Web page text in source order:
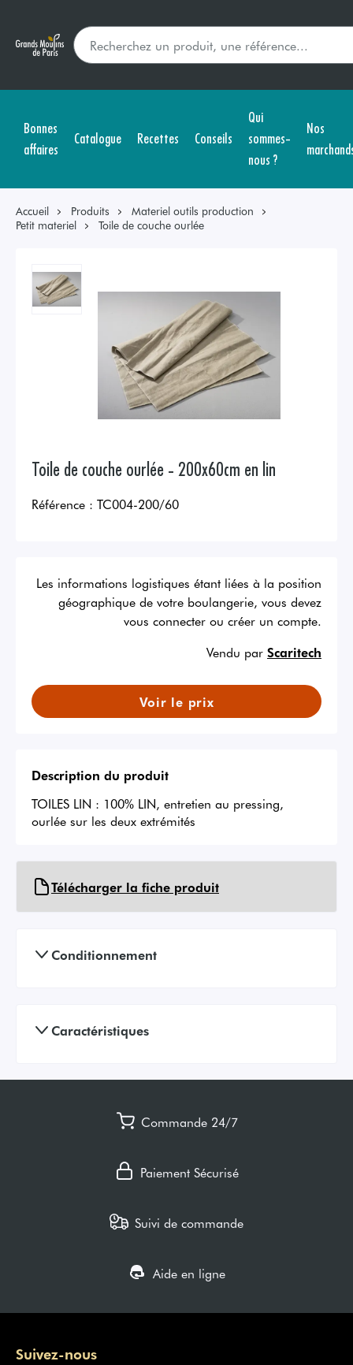
Bonnes
affaires
Catalogue Recettes Conseils
Qui
sommes-
nous ?
Nos
Accueil Produits
Materiel outils production
Petit materiel
Toile de couche ourlée
Toile de couche ourlée - 200x60cm en lin
Référence : TC004-200/60
Les informations logistiques étant liées à la position
géographique de votre boulangerie, vous devez
vous connecter ou créer un compte.
Vendu par Scaritech
Voir le prix
Description du produit
TOILES LIN : 100% LIN, entretien au pressing,
ourlée sur les deux extrémités
Télécharger la fiche produit
Conditionnement
Caractéristiques
Commande 24/7
Paiement Sécurisé
Suivi de commande
Aide en ligne
Suivez-nous